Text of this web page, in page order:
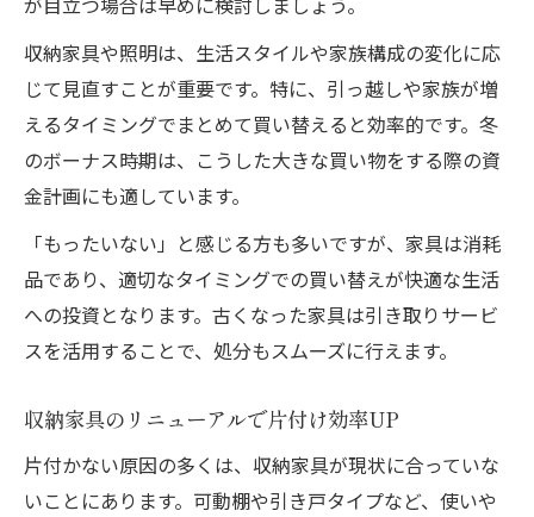
収納家具や照明は、生活スタイルや家族構成の変化に応
じて見直すことが重要です。特に、引っ越しや家族が増
えるタイミングでまとめて買い替えると効率的です。冬
のボーナス時期は、こうした大きな買い物をする際の資
金計画にも適しています。
「もったいない」と感じる方も多いですが、家具は消耗
品であり、適切なタイミングでの買い替えが快適な生活
への投資となります。古くなった家具は引き取りサービ
スを活用することで、処分もスムーズに行えます。
収納家具のリニューアルで片付け効率UP
片付かない原因の多くは、収納家具が現状に合っていな
いことにあります。可動棚や引き戸タイプなど、使いや